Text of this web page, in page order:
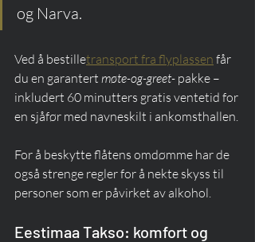
og Narva.
Ved å bestilletransport fra flyplassen får
du en garantert møte-og-greet- pakke –
inkludert 60 minutters gratis ventetid for
en sjåfør med navneskilt i ankomsthallen.
For å beskytte flåtens omdømme har de
også strenge regler for å nekte skyss til
personer som er påvirket av alkohol.
Eestimaa Takso: komfort og